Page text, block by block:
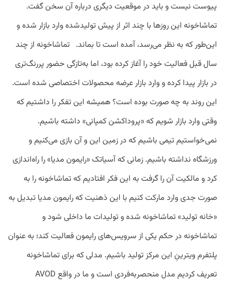
پیوست نیست و باید در موقعیت دیگری درباره آن سخن گفت.
تماشاخونه این روزها با چند اثر از پیش تولیدشده وارد بازار شده و
این‌طور که به نظر می‌رسد، آمده است تا بماند. تماشاخونه از چند
سال قبل فعالیت خود را آغاز کرده‌‌ بود، اما به‌تازگی حضور پررنگ‌تری
در بازار پیدا کرده و وارد بازار عرضه محصولات اختصاصی شده است.
این روند به چه صورت بوده است؟ همیشه این تفکر را داشتیم که
وقتی وارد بازار ‌شویم که «پروداکشن کمپانی» داشته باشیم.
نمی‌خواستیم تیمی باشیم که در زمین این و آن بازی می‌کنیم و
ورزشگاه نداشته باشیم. زمانی که آسیاتک «رایمون مدیا» را راه‌اندازی
کرد و مالکیت آن را گرفت به این فکر افتادیم که تماشاخونه را به
صورت جدی وارد مارکت کنیم با این ذهنیت که رایمون مدیا تبدیل به
«خانه تولید» تماشاخونه ‌شده و تولیدات ما داخلی ‌شود و
تماشاخونه در حکم یکی از سرویس‌های رایمون فعالیت کند؛ به عنوان
پلتفرم ویترینِ این مرکز تولید باشیم. مدلی که برای تماشاخونه
تعریف کردیم مدل منحصربه‌فردی است و ما در واقع AVOD